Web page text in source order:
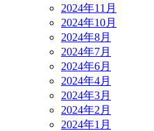
2024年11月
2024年10月
2024年8月
2024年7月
2024年6月
2024年4月
2024年3月
2024年2月
2024年1月